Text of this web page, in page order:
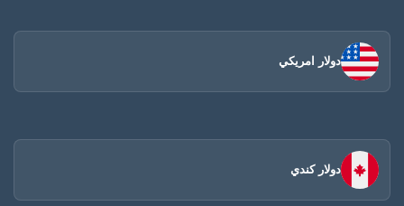
دولار امريكي
دولار كندي